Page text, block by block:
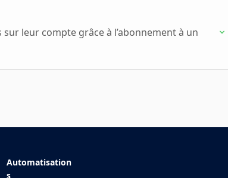
leur compte grâce à l’abonnement à un
Automatisation
s